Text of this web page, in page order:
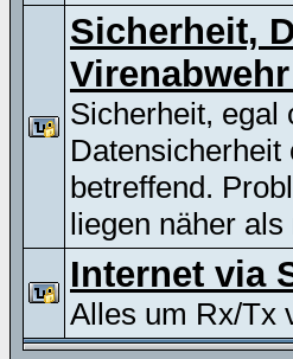
Sicherheit,
Sicherheit, egal
Datensicherheit
betreffend.
liegen näher
Internet via
Alles um Rx/Tx